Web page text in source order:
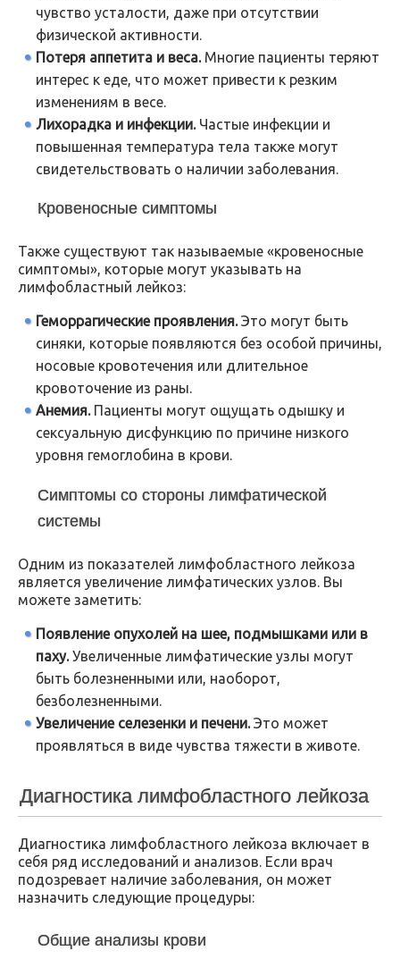
чувство усталости, даже при отсутствии
физической активности.
Потеря аппетита и веса.Многие пациенты теряют
интерес к еде, что может привести к резким
изменениям в весе.
Лихорадка и инфекции.Частые инфекции и
повышенная температура тела также могут
свидетельствовать о наличии заболевания.
Кровеносные симптомы
Также существуют так называемые «кровеносные
симптомы», которые могут указывать на
лимфобластный лейкоз:
Геморрагические проявления.Это могут быть
синяки, которые появляются без особой причины,
носовые кровотечения или длительное
кровоточение из раны.
Анемия.Пациенты могут ощущать одышку и
сексуальную дисфункцию по причине низкого
уровня гемоглобина в крови.
Симптомы со стороны лимфатической
системы
Одним из показателей лимфобластного лейкоза
является увеличение лимфатических узлов. Вы
можете заметить:
Появление опухолей на шее, подмышками или в
паху.Увеличенные лимфатические узлы могут
быть болезненными или, наоборот,
безболезненными.
Увеличение селезенки и печени.Это может
проявляться в виде чувства тяжести в животе.
Диагностика лимфобластного лейкоза
Диагностика лимфобластного лейкоза включает в
себя ряд исследований и анализов. Если врач
подозревает наличие заболевания, он может
назначить следующие процедуры:
Общие анализы крови